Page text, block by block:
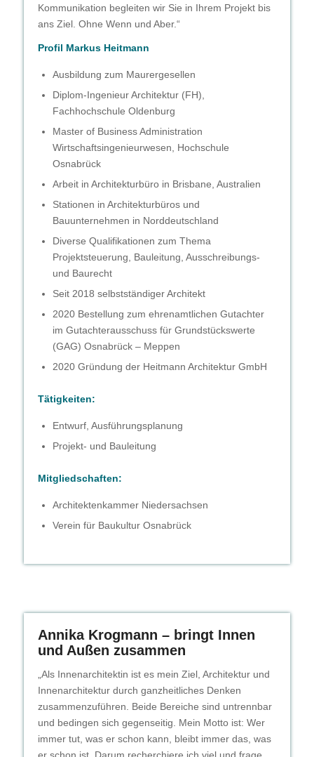
Kommunikation begleiten wir Sie in Ihrem Projekt bis
ans Ziel. Ohne Wenn und Aber.“
Profil Markus Heitmann
Ausbildung zum Maurergesellen
Diplom-Ingenieur Architektur (FH),
Fachhochschule Oldenburg
Master of Business Administration
Wirtschaftsingenieurwesen, Hochschule
Osnabrück
Arbeit in Architekturbüro in Brisbane, Australien
Stationen in Architekturbüros und
Bauunternehmen in Norddeutschland
Diverse Qualifikationen zum Thema
Projektsteuerung, Bauleitung, Ausschreibungs-
und Baurecht
Seit 2018 selbstständiger Architekt
2020 Bestellung zum ehrenamtlichen Gutachter
im Gutachterausschuss für Grundstückswerte
(GAG) Osnabrück – Meppen
2020 Gründung der Heitmann Architektur GmbH
Tätigkeiten:
Entwurf, Ausführungsplanung
Projekt- und Bauleitung
Mitgliedschaften:
Architektenkammer Niedersachsen
Verein für Baukultur Osnabrück
Annika Krogmann – bringt Innen
und Außen zusammen
„Als Innenarchitektin ist es mein Ziel, Architektur und
Innenarchitektur durch ganzheitliches Denken
zusammenzuführen. Beide Bereiche sind untrennbar
und bedingen sich gegenseitig. Mein Motto ist: Wer
immer tut, was er schon kann, bleibt immer das, was